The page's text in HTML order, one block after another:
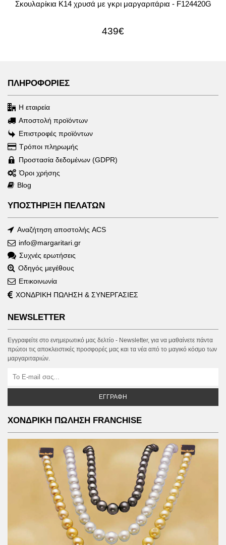
Σκουλαρίκια Κ14 χρυσά με γκρι μαργαριτάρια - F124420G
ΠΛΗΡΟΦΟΡΙΕΣ
Η εταιρεία
Αποστολή προϊόντων
Επιστροφές προϊόντων
Τρόποι πληρωμής
Προστασία δεδομένων (GDPR)
Όροι χρήσης
ΥΠΟΣΤΗΡΙΞΗ ΠΕΛΑΤΩΝ
Αναζήτηση αποστολής ACS
info@margaritari.gr
Συχνές ερωτήσεις
Οδηγός μεγέθους
NEWSLETTER
πρώτοι τις αποκλειστικές προσφορές μας και τα νέα από το μαγικό κόσμο των
μαργαριταριών.
ΧΟΝΔΡΙΚΗ ΠΩΛΗΣΗ FRANCHISE